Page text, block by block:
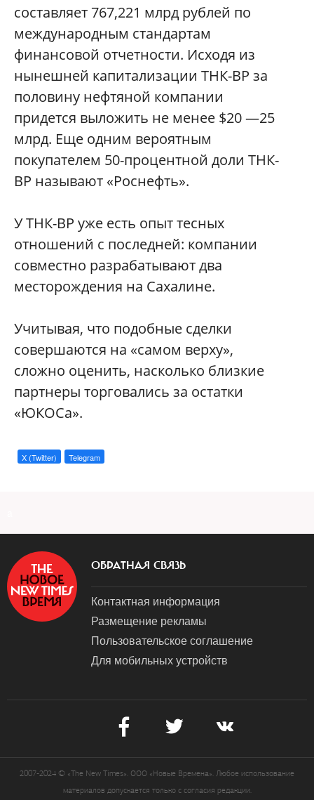
составляет 767,221 млрд рублей по
международным стандартам
финансовой отчетности. Исходя из
нынешней капитализации ТНК-ВР за
половину нефтяной компании
придется выложить не менее $20 —25
млрд. Еще одним вероятным
покупателем 50-процентной доли ТНК-
ВР называют «Роснефть».
У ТНК-ВР уже есть опыт тесных
отношений с последней: компании
совместно разрабатывают два
месторождения на Сахалине.
Учитывая, что подобные сделки
совершаются на «самом верху»,
сложно оценить, насколько близкие
партнеры торговались за остатки
«ЮКОСа».
X (Twitter) Telegram
ОБРАТНАЯ СВЯЗЬ
Контактная информация
Размещение рекламы
Пользовательское соглашение
Для мобильных устройств
2007-2024 © «The New Times». ООО «Новые Времена». Любое использование
материалов допускается только с согласия редакции.